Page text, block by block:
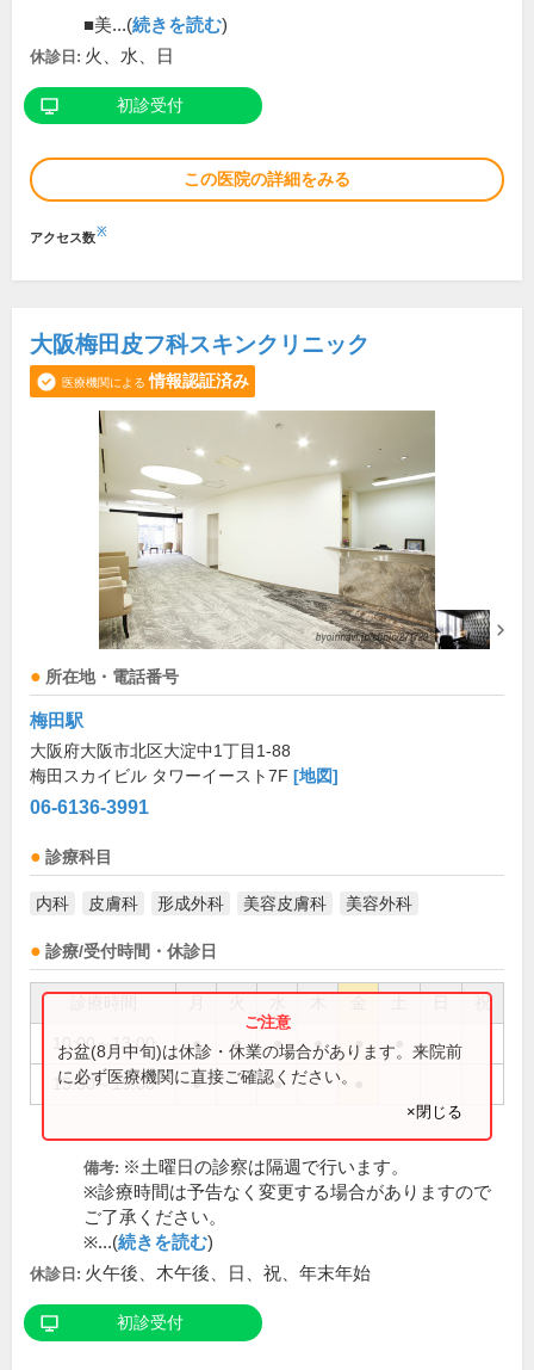
■美...(続きを読む)
休診日: 火、水、日
初診受付
この医院の詳細をみる
アクセス数※
大阪梅田皮フ科スキンクリニック
医療機関による 情報認証済み
所在地・電話番号
梅田駅
大阪府大阪市北区大淀中1丁目1-88
梅田スカイビル タワーイースト7F [地図]
06-6136-3991
診療科目
内科 皮膚科 形成外科 美容皮膚科 美容外科
診療/受付時間・休診日
祝
10:00～13:00 ● ● ● ● ●
15:30～19:00 ● ●
お盆(8月中旬)は休診・休業の場合があります。来院前
に必ず医療機関に直接ご確認ください。
×閉じる
備考: ※土曜日の診察は隔週で行います。
※診療時間は予告なく変更する場合がありますので
ご了承ください。
※...(続きを読む)
休診日: 火午後、木午後、日、祝、年末年始
初診受付